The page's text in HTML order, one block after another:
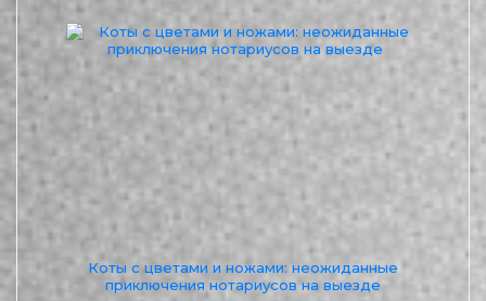
Коты с цветами и ножами: неожиданные
приключения нотариусов на выезде